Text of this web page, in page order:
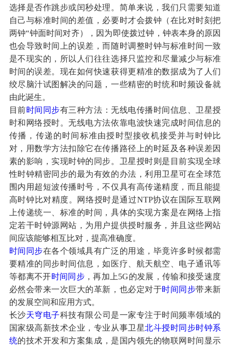
选择是否作跳步或闰秒处理。简单来说，我们只需要知道
自己与标准时间的差值，必要时才会拨钟（在比对时刻把
两钟“钟面时间对齐），因为即使拨过钟，钟表本身的原因
也会导致时间上的误差，而随时调整时钟与标准时间一致
是不现实的，所以人们往往选择只监控和尽量减少与标准
时间的误差。现在如何快速获得更精准的数据成为了人们
绞尽脑汁试图解决的问题，一些精密的时统和时频设备就
由此诞生。
目前时间同步有三种方法：无线电传播时间信息、卫星授
时和网络授时。无线电方法依靠电波快速完成时间信息的
传播，传递的时间标准由授时型接收机接受并与时钟比
对，用数学方法扣除它在传播路径上的时延及各种误差因
素的影响，实现时钟的同步。卫星授时则是目前实现全球
性时钟精密同步的最为有效的办法，利用卫星可在全球范
围内用超短波传播时号，不仅具有高传递精度，而且能提
高时钟比对精度。网络授时是通过NTP协议在国际互联网
上传递统一、标准的时间，具体的实现方案是在网络上指
定若干时钟源网站，为用户提供授时服务，并且这些网站
间应该能够相互比对，提高准确度。
时间同步在各个领域具有广泛的用途，毕竟许多时候都需
要精准的同步时间信息，如医疗、航天航空、电子通讯等
等都离不开时间同步，再加上5G的发展，传输和接受速度
必然会带来一次巨大的革新，也必定对于时间同步带来新
的发展空间和应用方式。
长沙天穹电子科技有限公司是一家专注于时间频率领域的
国家级高新技术企业，专业从事卫星北斗授时同步时钟系
统的技术开发和方案集成，是国内领先的物联网时间显示